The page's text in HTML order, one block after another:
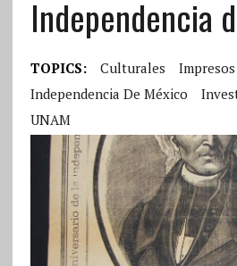
Independencia
TOPICS: Culturales
Independencia De México
UNAM